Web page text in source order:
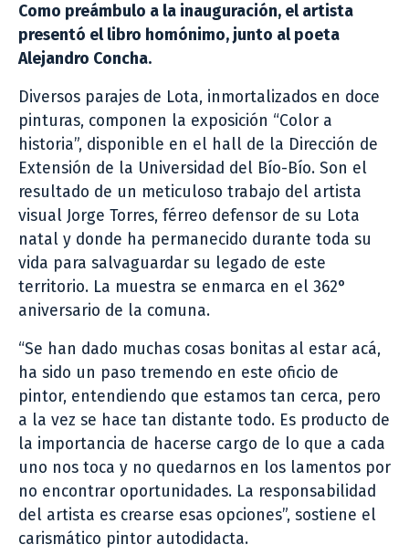
Como preámbulo a la inauguración, el artista
presentó el libro homónimo, junto al poeta
Alejandro Concha.
Diversos parajes de Lota, inmortalizados en doce
pinturas, componen la exposición “Color a
historia”, disponible en el hall de la Dirección de
Extensión de la Universidad del Bío-Bío. Son el
resultado de un meticuloso trabajo del artista
visual Jorge Torres, férreo defensor de su Lota
natal y donde ha permanecido durante toda su
vida para salvaguardar su legado de este
territorio. La muestra se enmarca en el 362°
aniversario de la comuna.
“Se han dado muchas cosas bonitas al estar acá,
ha sido un paso tremendo en este oficio de
pintor, entendiendo que estamos tan cerca, pero
a la vez se hace tan distante todo. Es producto de
la importancia de hacerse cargo de lo que a cada
uno nos toca y no quedarnos en los lamentos por
no encontrar oportunidades. La responsabilidad
del artista es crearse esas opciones”, sostiene el
carismático pintor autodidacta.